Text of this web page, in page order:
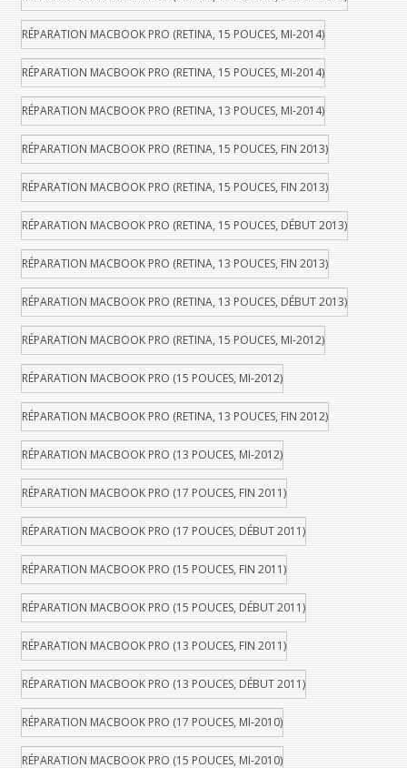
RÉPARATION MACBOOK PRO (RETINA, 15 POUCES, MI-2014)
RÉPARATION MACBOOK PRO (RETINA, 15 POUCES, MI-2014)
RÉPARATION MACBOOK PRO (RETINA, 13 POUCES, MI-2014)
RÉPARATION MACBOOK PRO (RETINA, 15 POUCES, FIN 2013)
RÉPARATION MACBOOK PRO (RETINA, 15 POUCES, FIN 2013)
RÉPARATION MACBOOK PRO (RETINA, 15 POUCES, DÉBUT 2013)
RÉPARATION MACBOOK PRO (RETINA, 13 POUCES, FIN 2013)
RÉPARATION MACBOOK PRO (RETINA, 13 POUCES, DÉBUT 2013)
RÉPARATION MACBOOK PRO (RETINA, 15 POUCES, MI-2012)
RÉPARATION MACBOOK PRO (15 POUCES, MI-2012)
RÉPARATION MACBOOK PRO (RETINA, 13 POUCES, FIN 2012)
RÉPARATION MACBOOK PRO (13 POUCES, MI-2012)
RÉPARATION MACBOOK PRO (17 POUCES, FIN 2011)
RÉPARATION MACBOOK PRO (17 POUCES, DÉBUT 2011)
RÉPARATION MACBOOK PRO (15 POUCES, FIN 2011)
RÉPARATION MACBOOK PRO (15 POUCES, DÉBUT 2011)
RÉPARATION MACBOOK PRO (13 POUCES, FIN 2011)
RÉPARATION MACBOOK PRO (13 POUCES, DÉBUT 2011)
RÉPARATION MACBOOK PRO (17 POUCES, MI-2010)
RÉPARATION MACBOOK PRO (15 POUCES, MI-2010)